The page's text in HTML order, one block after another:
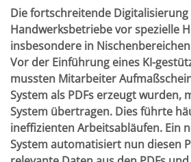
Die fortschreitende
Handwerksbetriebe vor spezielle
insbesondere in
Vor der Einführung eines KI-
mussten Mitarbeiter
System als PDFs erzeugt wurden,
System übertragen. Dies führte
ineffizienten Arbeitsabläufen. Ein
System automatisiert nun diesen